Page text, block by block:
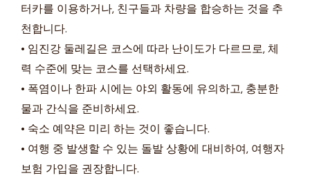
터카를 이용하거나, 친구들과 차량을 합승하는 것을 추
천합니다.
• 임진강 둘레길은 코스에 따라 난이도가 다르므로, 체
력 수준에 맞는 코스를 선택하세요.
• 폭염이나 한파 시에는 야외 활동에 유의하고, 충분한
물과 간식을 준비하세요.
• 숙소 예약은 미리 하는 것이 좋습니다.
• 여행 중 발생할 수 있는 돌발 상황에 대비하여, 여행자
보험 가입을 권장합니다.